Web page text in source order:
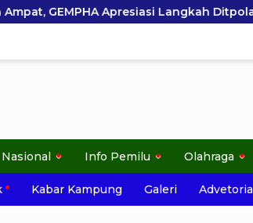
Ditpolairud Polda Papua Barat Daya
Nasional Info Pemilu Olahraga
Kabar Kampung Galeri Advetorial